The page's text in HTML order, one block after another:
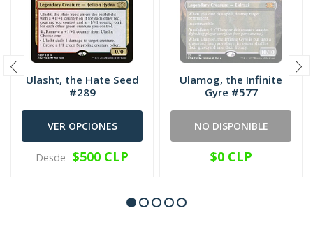
Ulasht, the Hate Seed
#289
VER OPCIONES
Desde $500 CLP
Ulamog, the Infinite
Gyre #577
NO DISPONIBLE
$0 CLP